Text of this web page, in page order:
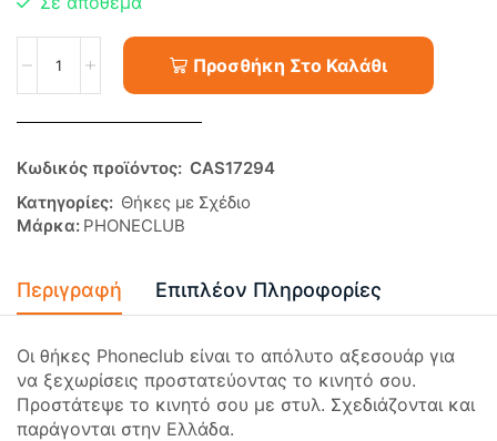
Προσθήκη Στο Καλάθι
Κωδικός προϊόντος: CAS17294
Κατηγορίες: Θήκες με Σχέδιο
Μάρκα: PHONECLUB
Περιγραφή Επιπλέον Πληροφορίες
Οι θήκες Phoneclub είναι το απόλυτο αξεσουάρ για
να ξεχωρίσεις προστατεύοντας το κινητό σου.
Προστάτεψε το κινητό σου με στυλ. Σχεδιάζονται και
παράγονται στην Ελλάδα.